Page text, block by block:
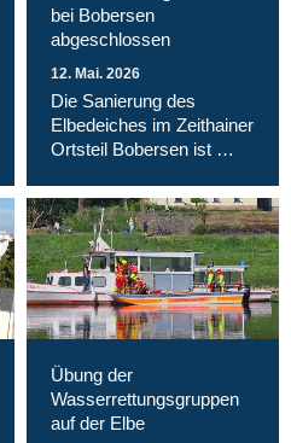
bei Bobersen
abgeschlossen
12. Mai. 2026
Die Sanierung des
Elbedeiches im Zeithainer
Ortsteil Bobersen ist …
Übung der
Wasserrettungsgruppen
auf der Elbe